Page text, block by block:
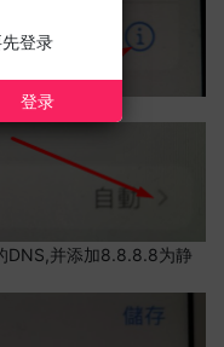
DNS,并添加8.8.8.8为静
登录
登录